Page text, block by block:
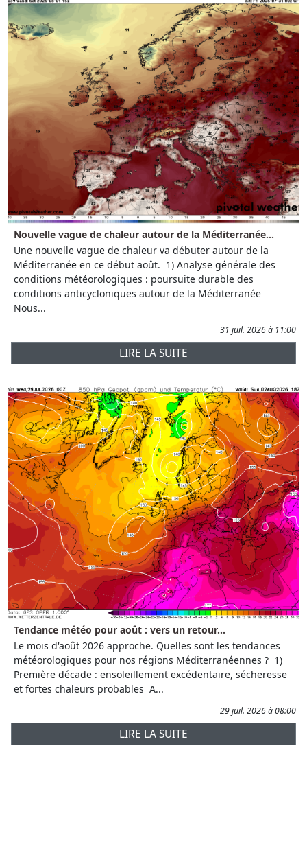
Nouvelle vague de chaleur autour de la Méditerranée...
Une nouvelle vague de chaleur va débuter autour de la
Méditerranée en ce début août. 1) Analyse générale des
conditions météorologiques : poursuite durable des
conditions anticycloniques autour de la Méditerranée
Nous...
31 juil. 2026 à 11:00
LIRE LA SUITE
Tendance météo pour août : vers un retour...
Le mois d'août 2026 approche. Quelles sont les tendances
météorologiques pour nos régions Méditerranéennes ? 1)
Première décade : ensoleillement excédentaire, sécheresse
et fortes chaleurs probables A...
29 juil. 2026 à 08:00
LIRE LA SUITE